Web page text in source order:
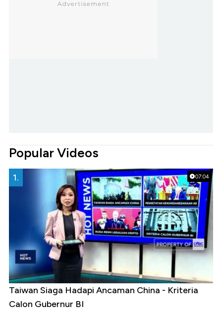
Popular Videos
07:04
1.
Taiwan Siaga Hadapi Ancaman China - Kriteria
Calon Gubernur BI